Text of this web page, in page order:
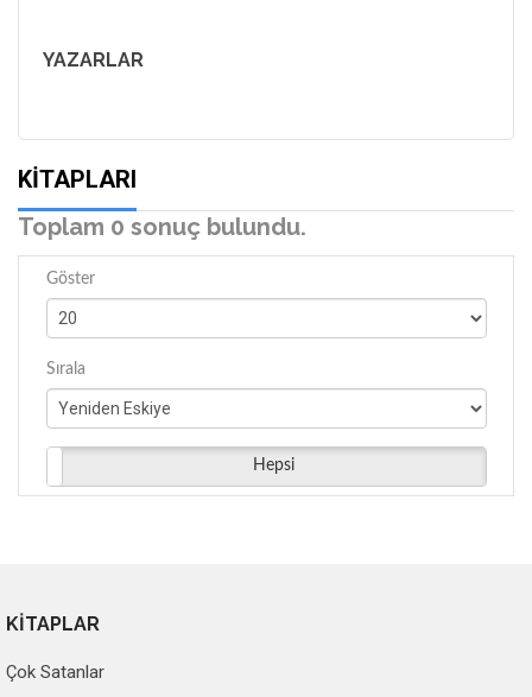
YAZARLAR
KITAPLARI
Toplam 0 sonuç bulundu.
Göster
Sırala
Hepsi
KİTAPLAR
Çok Satanlar